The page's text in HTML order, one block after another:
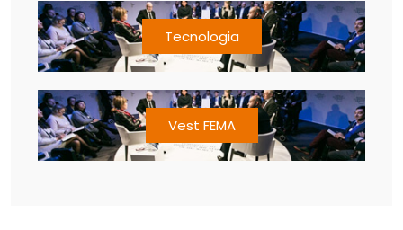
Tecnologia
Vest FEMA